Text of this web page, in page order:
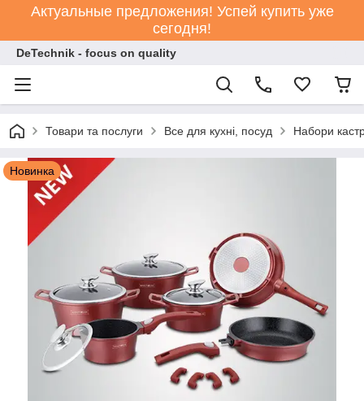
Актуальные предложения! Успей купить уже
сегодня!
DeTechnik - focus on quality
Товари та послуги Все для кухні, посуд Набори
Новинка